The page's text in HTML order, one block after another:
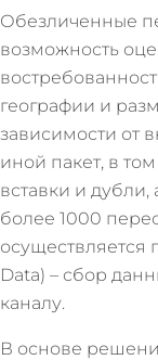
Обезличенные
возможность
географии и
зависимости от
иной пакет, в
вставки и дубли,
более 1000
осуществляется
Data) – сбор
каналу.
В основе